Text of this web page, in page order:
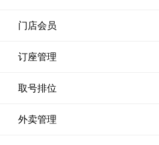
门店会员
订座管理
取号排位
外卖管理